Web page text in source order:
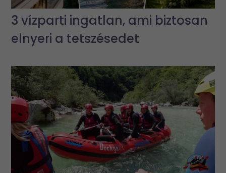
3 vízparti ingatlan, ami biztosan
elnyeri a tetszésedet